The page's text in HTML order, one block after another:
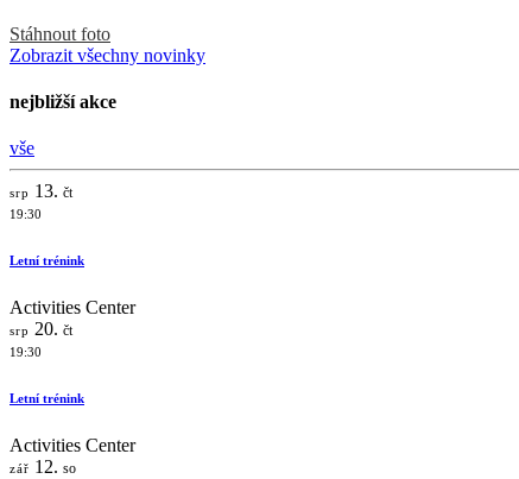
Stáhnout foto
Zobrazit všechny novinky
nejbližší akce
vše
srp 13. čt
19:30
Letní trénink
Activities Center
srp 20. čt
19:30
Letní trénink
Activities Center
zář 12. so